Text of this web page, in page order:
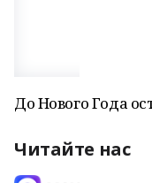
До Нового Года
Читайте нас